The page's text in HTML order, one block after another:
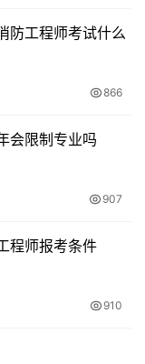
准考证打印时限内
自行登录当地消防
印准考证。
防工程师考试什么
866
会限制专业吗
907
程师报考条件
910